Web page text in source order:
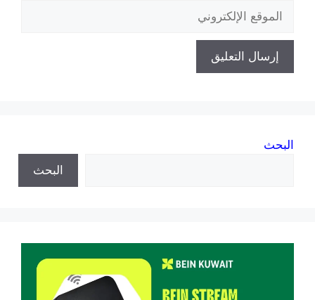
الموقع
الإلكتروني
البحث
البحث